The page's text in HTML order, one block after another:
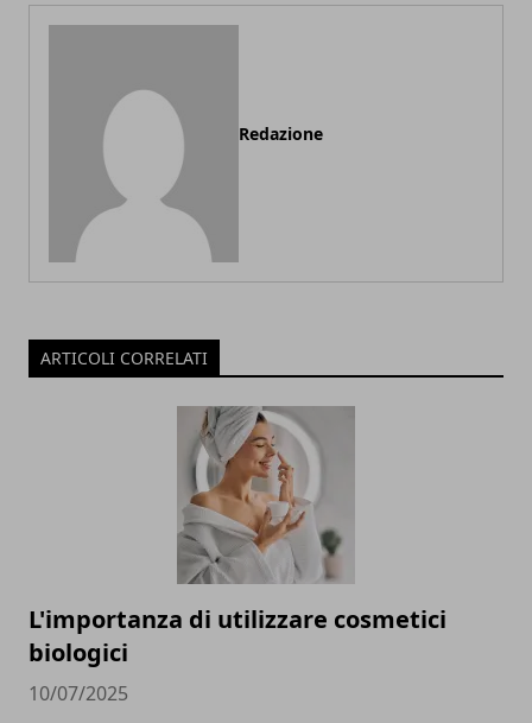
Redazione
ARTICOLI CORRELATI
L'importanza di utilizzare cosmetici
biologici
10/07/2025